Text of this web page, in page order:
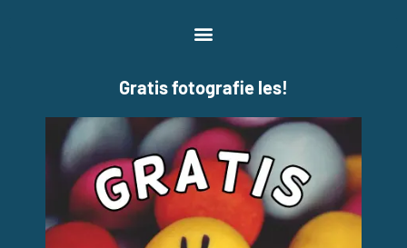
Gratis fotografie les!